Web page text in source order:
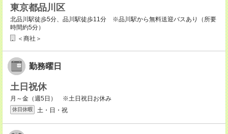
東京都品川区
北品川駅徒歩5分、品川駅徒歩11分 ※品川駅から無料送迎バスあり（所要
時間約5分）
＜商社＞
勤務曜日
土日祝休
月～金（週5日） ※土日祝日お休み
休日休暇 土・日・祝